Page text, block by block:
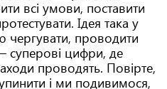
всі умови, поставити
Ідея така у
чергувати, проводити
суперові цифри, де
проводять. Повірте,
і ми подивимося,